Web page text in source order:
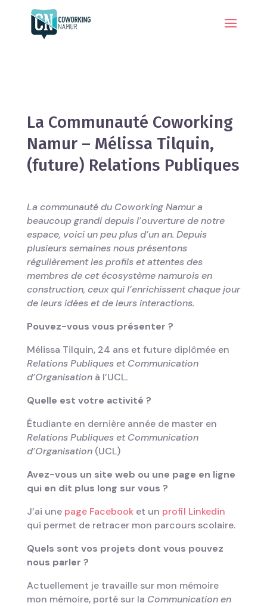
La Communauté Coworking
Namur – Mélissa Tilquin,
(future) Relations Publiques
La communauté du Coworking Namur a
beaucoup grandi depuis l’ouverture de notre
espace, voici un peu plus d’un an. Depuis
plusieurs semaines nous présentons
régulièrement les profils et attentes des
membres de cet écosystème namurois en
construction, ceux qui l’enrichissent chaque jour
de leurs idées et de leurs interactions.
Pouvez-vous vous présenter ?
Mélissa Tilquin, 24 ans et future diplômée en
Relations Publiques et Communication
d’Organisationà l’UCL.
Quelle est votre activité ?
Étudiante en dernière année de master en
Relations Publiques et Communication
d’Organisation(UCL)
Avez-vous un site web ou une page en ligne
qui en dit plus long sur vous ?
J’ai une page Facebooket un profil Linkedin
qui permet de retracer mon parcours scolaire.
Quels sont vos projets dont vous pouvez
nous parler ?
Actuellement je travaille sur mon mémoire
mon mémoire, porté sur la Communication en